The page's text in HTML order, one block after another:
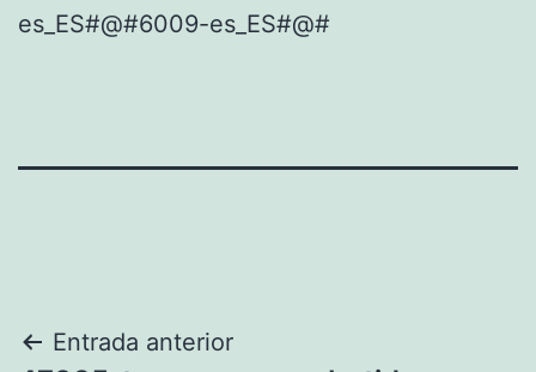
es_ES#@#6009-es_ES#@#
Navegación
Entrada anterior